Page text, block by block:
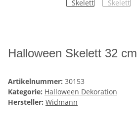
Halloween Skelett 32 cm
Artikelnummer: 30153
Kategorie: Halloween Dekoration
Hersteller: Widmann